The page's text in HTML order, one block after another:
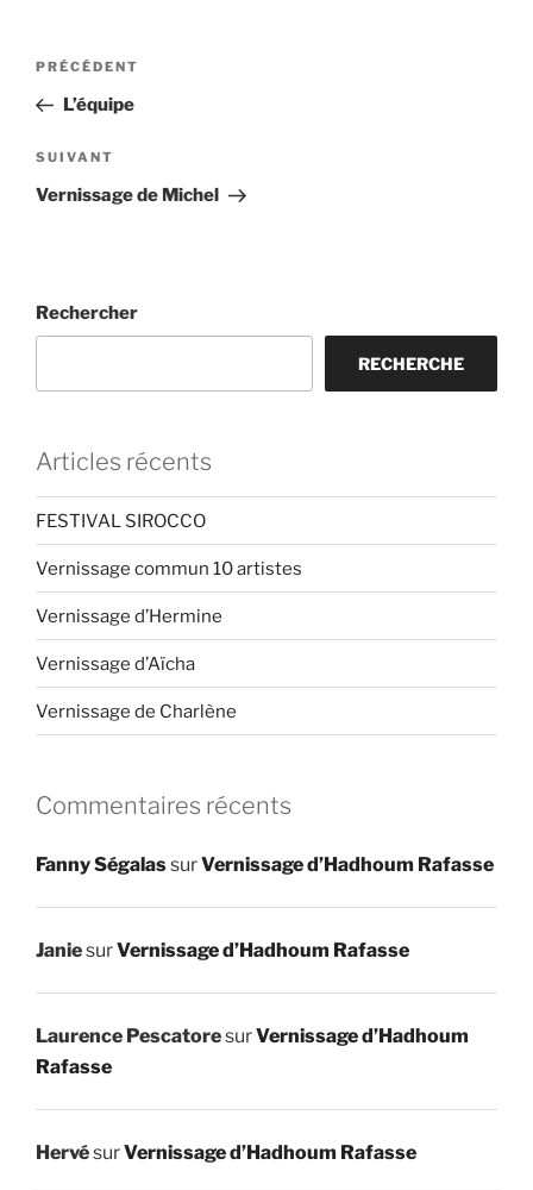
Navigation
l’article
Article
précédent
PRÉCÉDENT
L’équipe
Article
suivant
SUIVANT
Vernissage de Michel
Rechercher
RECHERCHE
Articles récents
FESTIVAL SIROCCO
Vernissage commun 10 artistes
Vernissage d’Hermine
Vernissage d’Aïcha
Vernissage de Charlène
Commentaires récents
Fanny SégalassurVernissage d’Hadhoum Rafasse
JaniesurVernissage d’Hadhoum Rafasse
Laurence PescatoresurVernissage d’Hadhoum
Rafasse
HervésurVernissage d’Hadhoum Rafasse